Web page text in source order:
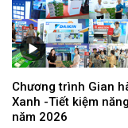
Chương trình Gian
Xanh -Tiết kiệm
năm 2026